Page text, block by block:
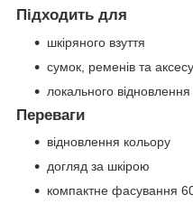
Підходить для
шкіряного взуття
сумок, ременів та
локального
Переваги
відновлення кольору
догляд за шкірою
компактне фасування